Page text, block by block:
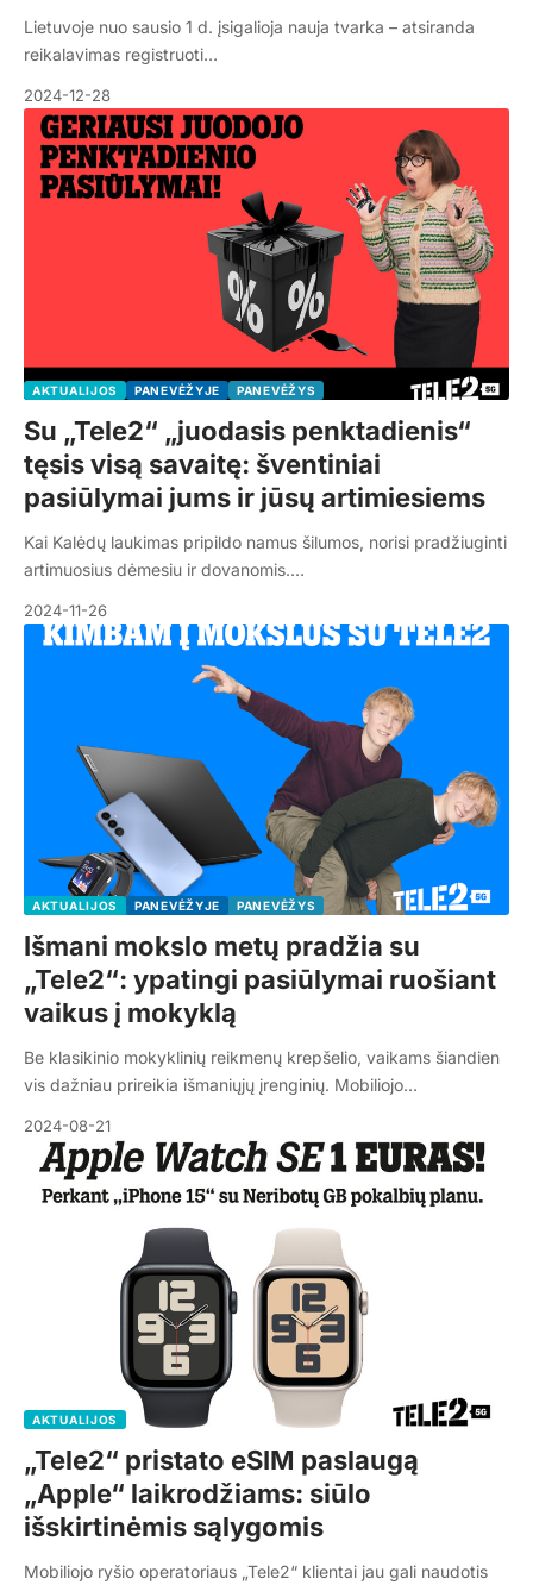
Lietuvoje nuo sausio 1 d. įsigalioja nauja tvarka – atsiranda
reikalavimas registruoti…
2024-12-28
AKTUALIJOS PANEVĖŽYJE PANEVĖŽYS
Su „Tele2“ „juodasis penktadienis“
tęsis visą savaitę: šventiniai
pasiūlymai jums ir jūsų artimiesiems
Kai Kalėdų laukimas pripildo namus šilumos, norisi pradžiuginti
artimuosius dėmesiu ir dovanomis.…
2024-11-26
AKTUALIJOS PANEVĖŽYJE PANEVĖŽYS
Išmani mokslo metų pradžia su
„Tele2“: ypatingi pasiūlymai ruošiant
vaikus į mokyklą
Be klasikinio mokyklinių reikmenų krepšelio, vaikams šiandien
vis dažniau prireikia išmaniųjų įrenginių. Mobiliojo…
2024-08-21
AKTUALIJOS
„Tele2“ pristato eSIM paslaugą
„Apple“ laikrodžiams: siūlo
išskirtinėmis sąlygomis
Mobiliojo ryšio operatoriaus „Tele2“ klientai jau gali naudotis